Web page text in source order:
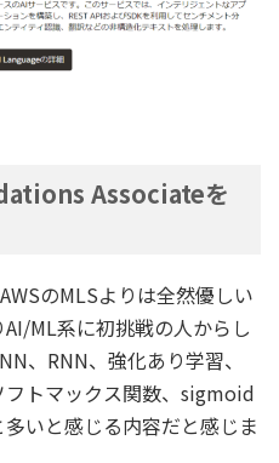
Associateを
のMLSよりは全然優しい
ML系に初挑戦の人からし
、RNN、強化あり学習、
トマックス関数、sigmoid
いと感じる内容だと感じま